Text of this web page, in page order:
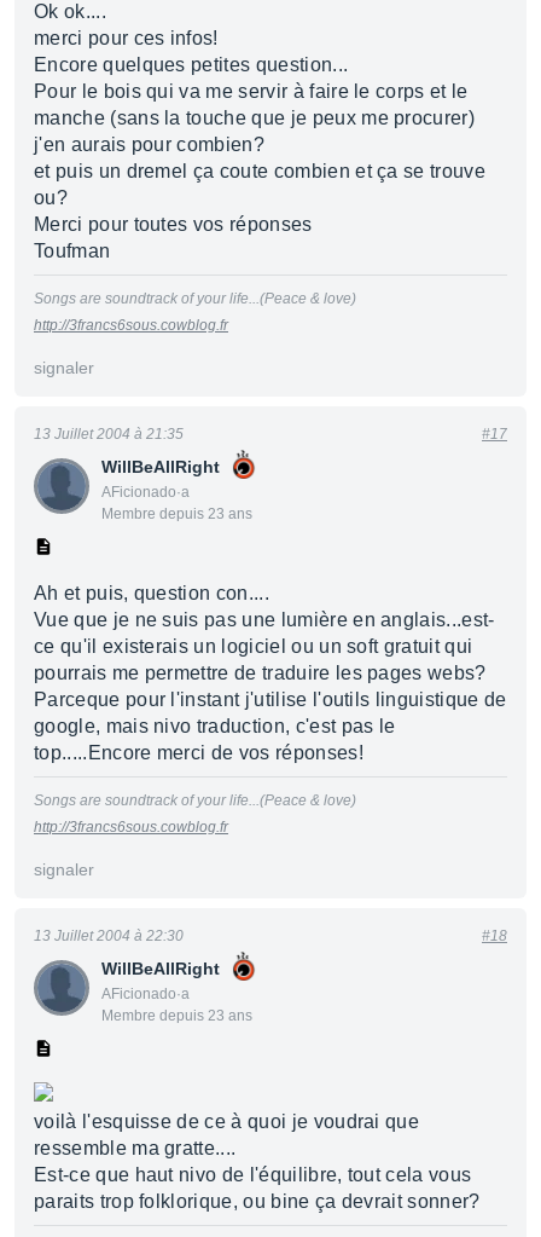
Ok ok....
merci pour ces infos!
Encore quelques petites question...
Pour le bois qui va me servir à faire le corps et le
manche (sans la touche que je peux me procurer)
j'en aurais pour combien?
et puis un dremel ça coute combien et ça se trouve
ou?
Merci pour toutes vos réponses
Toufman
Songs are soundtrack of your life...(Peace & love)
http://3francs6sous.cowblog.fr
signaler
WillBeAllRight
AFicionado·a
Membre depuis 23 ans
13 Juillet 2004 à 21:35 #17
Ah et puis, question con....
Vue que je ne suis pas une lumière en anglais...est-
ce qu'il existerais un logiciel ou un soft gratuit qui
pourrais me permettre de traduire les pages webs?
Parceque pour l'instant j'utilise l'outils linguistique de
google, mais nivo traduction, c'est pas le
top.....Encore merci de vos réponses!
Songs are soundtrack of your life...(Peace & love)
http://3francs6sous.cowblog.fr
signaler
WillBeAllRight
AFicionado·a
Membre depuis 23 ans
13 Juillet 2004 à 22:30 #18
voilà l'esquisse de ce à quoi je voudrai que
ressemble ma gratte....
Est-ce que haut nivo de l'équilibre, tout cela vous
paraits trop folklorique, ou bine ça devrait sonner?